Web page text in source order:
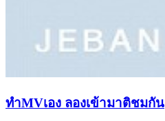
ทำMVเอง ลองเข้ามาติชมกัน